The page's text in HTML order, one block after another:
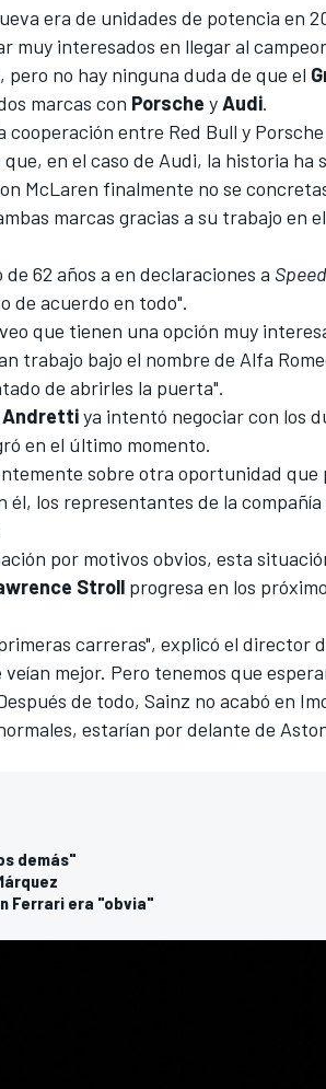
era de unidades de potencia en
muy interesados en llegar al
no hay ninguna duda de que el
marcas con Porsche yAudi.
cooperación entre Red Bull y
en el caso de Audi, la historia ha
McLaren finalmente no se
marcas gracias a su trabajo en el
62 años a en declaraciones a
de acuerdo en todo".
que tienen una opción muy
trabajo bajo el nombre de Alfa
de abrirles la puerta".
Andrettiya intentó negociar con los
en el último momento.
sobre otra oportunidad que
los representantes de la
por motivos obvios, esta
Stroll progresa en los
carreras", explicó el director
mejor. Pero tenemos que
de todo, Sainz no acabó en
estarían por delante de
demás"
Ferrari era "obvia"